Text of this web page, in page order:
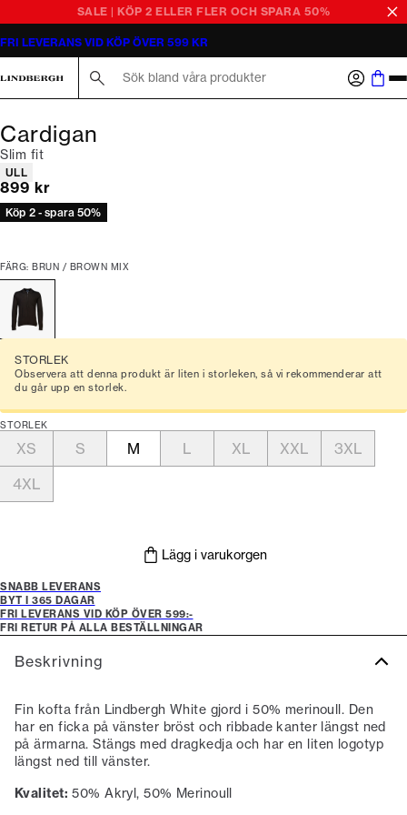
SALE | KÖP 2 ELLER FLER OCH SPARA 50%
FRI LEVERANS VID KÖP ÖVER 599 KR
Cardigan
Slim fit
Produktattribut
ULL
Nuvarande pris
899 kr
Köp 2 - spara 50%
FÄRG: BRUN / BROWN MIX
STORLEK
Observera att denna produkt är liten i storleken, så vi rekommenderar att
du går upp en storlek.
STORLEK
XS S M L XL XXL
3XL
4XL
Lägg i varukorgen
SNABB LEVERANS
BYT I 365 DAGAR
FRI LEVERANS VID KÖP ÖVER 599:-
FRI RETUR PÅ ALLA BESTÄLLNINGAR
Beskrivning
Fin kofta från Lindbergh White gjord i 50% merinoull. Den
har en ficka på vänster bröst och ribbade kanter längst ned
på ärmarna. Stängs med dragkedja och har en liten logotyp
längst ned till vänster.
Kvalitet: 50% Akryl, 50% Merinoull